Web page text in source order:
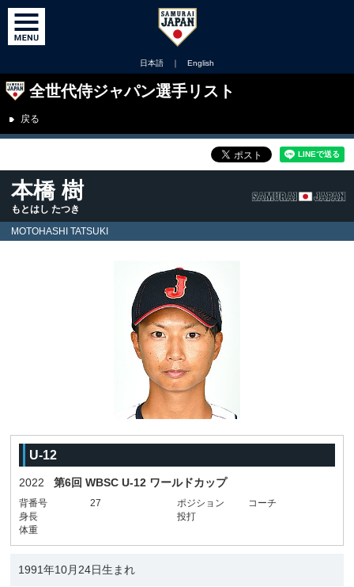
日本語 ｜ English
全世代侍ジャパン選手リスト
戻る
本橋 樹
もとはし たつき
MOTOHASHI TATSUKI
U-12
2022 第6回 WBSC U-12 ワールドカップ
背番号 27 ポジション
コーチ
身長
投打
体重
1991年10月24日生まれ